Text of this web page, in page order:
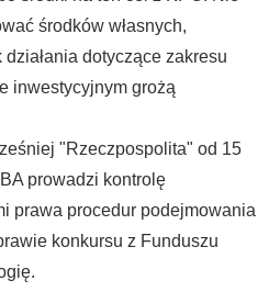
środków własnych,
dotyczące zakresu
inwestycyjnym grożą
"Rzeczpospolita" od 15
prowadzi kontrolę
prawa procedur podejmowania
konkursu z Funduszu